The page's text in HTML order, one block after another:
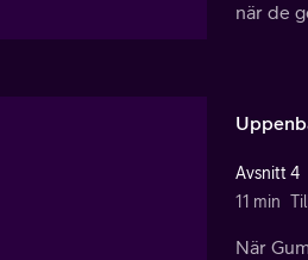
när de
Avsnitt 4
11 min
När